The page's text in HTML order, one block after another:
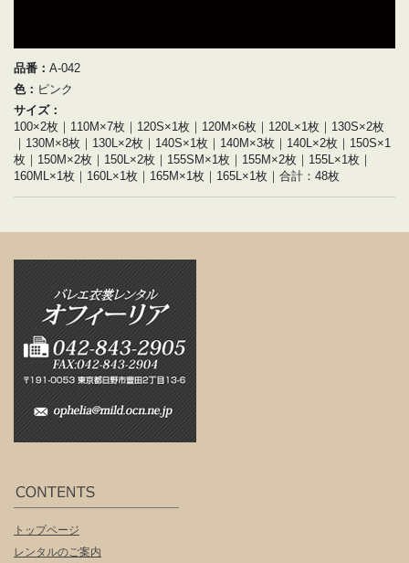
品番： A-042
色： ピンク
サイズ：
100×2枚｜110M×7枚｜120S×1枚｜120M×6枚｜120L×1枚｜130S×2枚
｜130M×8枚｜130L×2枚｜140S×1枚｜140M×3枚｜140L×2枚｜150S×1
枚｜150M×2枚｜150L×2枚｜155SM×1枚｜155M×2枚｜155L×1枚｜
160ML×1枚｜160L×1枚｜165M×1枚｜165L×1枚｜合計：48枚
トップページ
レンタルのご案内